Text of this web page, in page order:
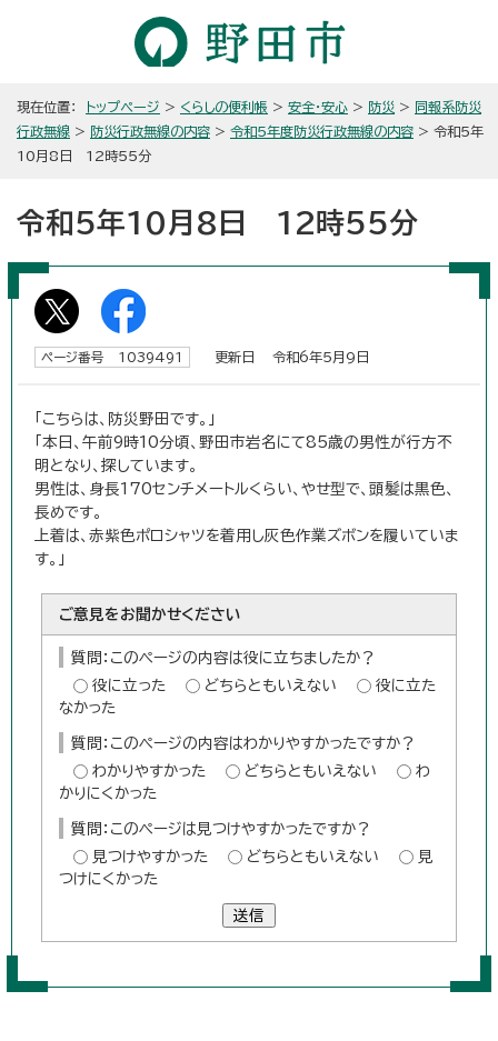
現在位置： トップページ > くらしの便利帳 > 安全・安心 > 防災 > 同報系防災
行政無線 > 防災行政無線の内容 > 令和5年度防災行政無線の内容 > 令和5年
10月8日 12時55分
令和5年10月8日 12時55分
ページ番号 1039491 更新日 令和6年5月9日
「こちらは、防災野田です。」
「本日、午前9時10分頃、野田市岩名にて85歳の男性が行方不
明となり、探しています。
男性は、身長170センチメートルくらい、やせ型で、頭髪は黒色、
長めです。
上着は、赤紫色ポロシャツを着用し灰色作業ズボンを履いていま
す。」
ご意見をお聞かせください
質問：このページの内容は役に立ちましたか？
役に立った
どちらともいえない
役に立た
なかった
質問：このページの内容はわかりやすかったですか？
わかりやすかった
どちらともいえない
わ
かりにくかった
質問：このページは見つけやすかったですか？
見つけやすかった
どちらともいえない
見
つけにくかった
送信